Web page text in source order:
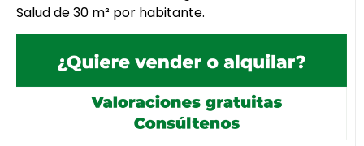
Salud de 30 m² por habitante.